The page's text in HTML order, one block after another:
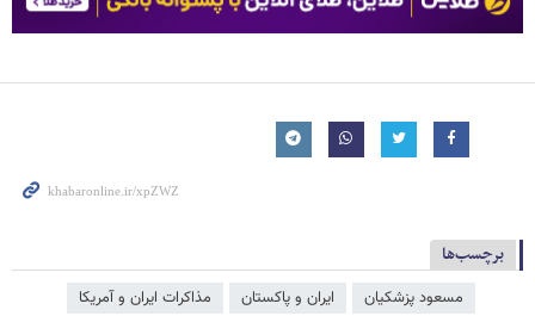
برچسب‌ها
مسعود پزشکیان ایران و پاکستان مذاکرات ایران و آمریکا